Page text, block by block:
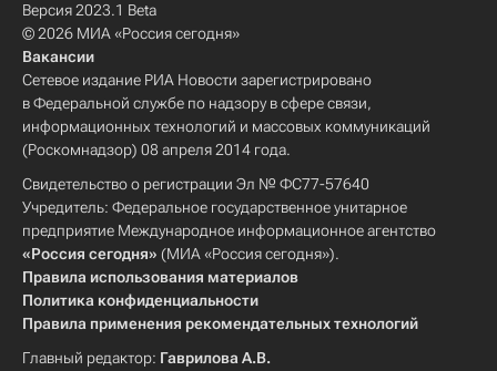
Версия 2023.1 Beta
© 2026 МИА «Россия сегодня»
Вакансии
Сетевое издание РИА Новости зарегистрировано
в Федеральной службе по надзору в сфере связи,
информационных технологий и массовых коммуникаций
(Роскомнадзор) 08 апреля 2014 года.
Свидетельство о регистрации Эл № ФС77-57640
Учредитель: Федеральное государственное унитарное
предприятие Международное информационное агентство
«Россия сегодня» (МИА «Россия сегодня»).
Правила использования материалов
Политика конфиденциальности
Правила применения рекомендательных технологий
Главный редактор: Гаврилова А.В.